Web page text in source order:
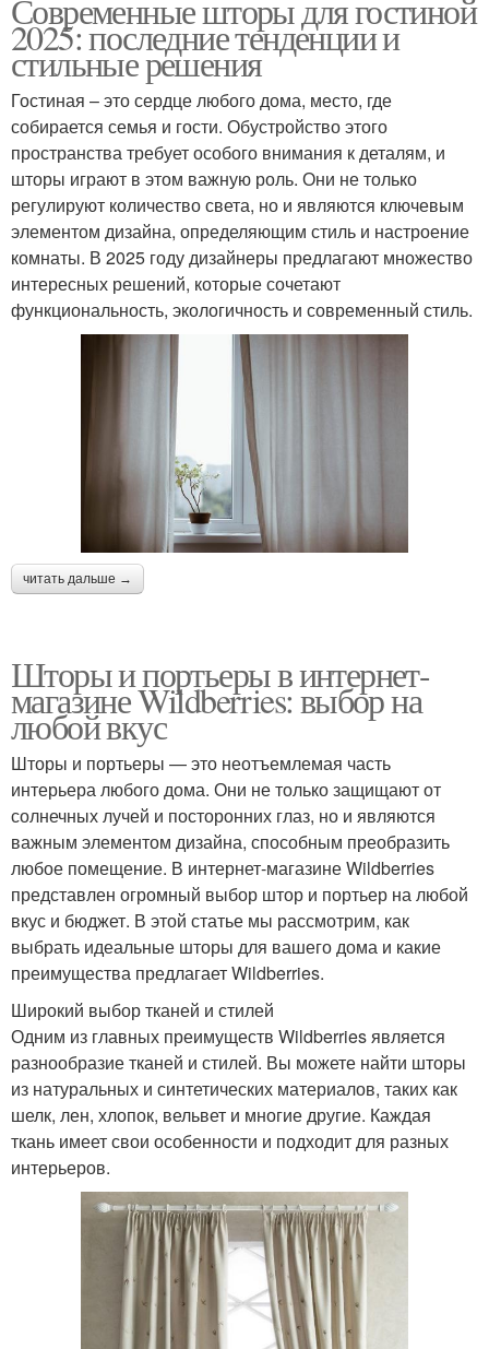
Современные шторы для гостиной
2025: последние тенденции и
стильные решения
Гостиная – это сердце любого дома, место, где
собирается семья и гости. Обустройство этого
пространства требует особого внимания к деталям, и
шторы играют в этом важную роль. Они не только
регулируют количество света, но и являются ключевым
элементом дизайна, определяющим стиль и настроение
комнаты. В 2025 году дизайнеры предлагают множество
интересных решений, которые сочетают
функциональность, экологичность и современный стиль.
читать дальше →
Шторы и портьеры в интернет-
магазине Wildberries: выбор на
любой вкус
Шторы и портьеры — это неотъемлемая часть
интерьера любого дома. Они не только защищают от
солнечных лучей и посторонних глаз, но и являются
важным элементом дизайна, способным преобразить
любое помещение. В интернет-магазине Wildberries
представлен огромный выбор штор и портьер на любой
вкус и бюджет. В этой статье мы рассмотрим, как
выбрать идеальные шторы для вашего дома и какие
преимущества предлагает Wildberries.
Широкий выбор тканей и стилей
Одним из главных преимуществ Wildberries является
разнообразие тканей и стилей. Вы можете найти шторы
из натуральных и синтетических материалов, таких как
шелк, лен, хлопок, вельвет и многие другие. Каждая
ткань имеет свои особенности и подходит для разных
интерьеров.